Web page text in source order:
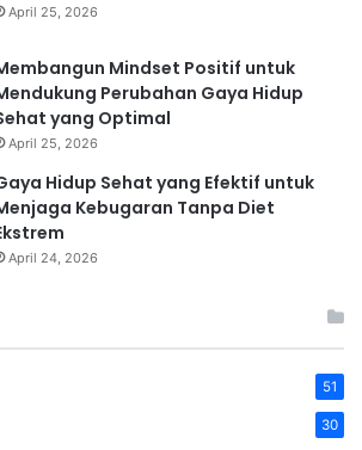
April 25, 2026
Mindset Positif untuk
Perubahan Gaya Hidup
yang Optimal
April 25, 2026
Hidup Sehat yang Efektif untuk
Kebugaran Tanpa Diet
April 24, 2026
51
30